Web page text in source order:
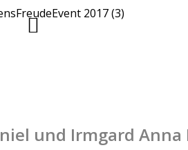
und Irmgard Anna